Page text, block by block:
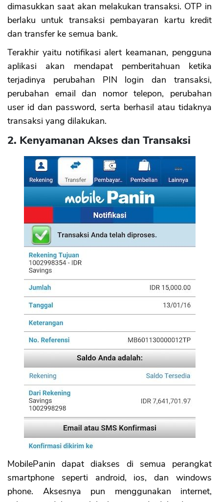
dimasukkan saat akan melakukan transaksi. OTP in
berlaku untuk transaksi pembayaran kartu kredit
dan transfer ke semua bank.
Terakhir yaitu notifikasi alert keamanan, pengguna
aplikasi akan mendapat pemberitahuan ketika
terjadinya perubahan PIN login dan transaksi,
perubahan email dan nomor telepon, perubahan
user id dan password, serta berhasil atau tidaknya
transaksi yang dilakukan.
2. Kenyamanan Akses dan Transaksi
MobilePanin dapat diakses di semua perangkat
smartphone seperti android, ios, dan windows
phone. Aksesnya pun menggunakan internet,